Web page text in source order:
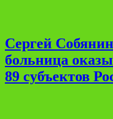
Сергей
больница
89 субъектов